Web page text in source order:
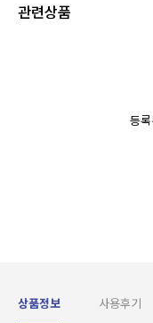
관련상품
등
상품정보 사용후기